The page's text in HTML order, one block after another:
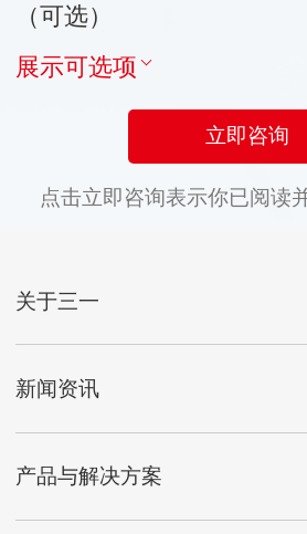
（可选）
展示可选项
立即咨询
点击立即咨询表示你已阅读
关于三一
新闻资讯
产品与解决方案